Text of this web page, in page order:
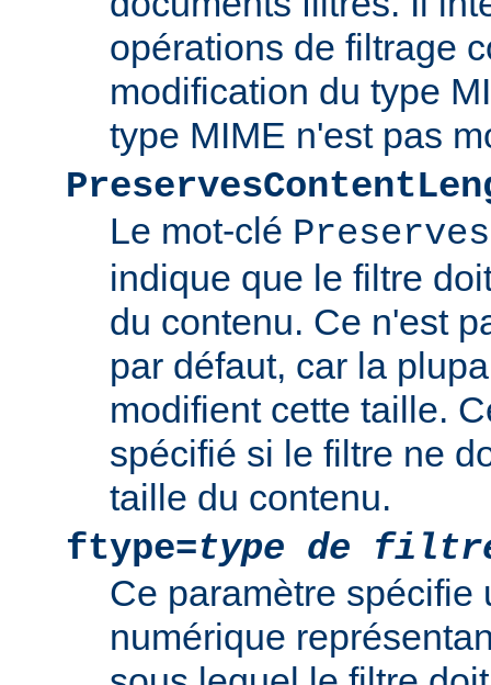
opérations de filtrage
modification du type
type MIME n'est pas
Le mot-clé
indique que le filtre
du contenu. Ce n'est
par défaut, car la
modifient cette taille.
spécifié si le filtre ne
taille du contenu.
ftype=type de
Ce paramètre spécifie
numérique